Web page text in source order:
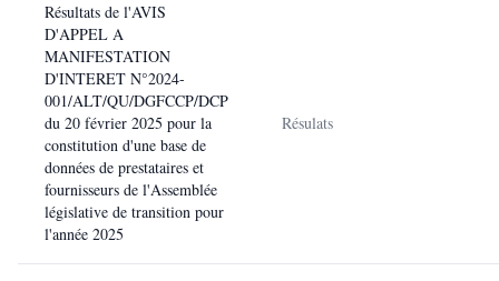
Résultats de l'AVIS
D'APPEL A
MANIFESTATION
D'INTERET N°2024-
001/ALT/QU/DGFCCP/DCP
du 20 février 2025 pour la
constitution d'une base de
données de prestataires et
fournisseurs de l'Assemblée
législative de transition pour
l'année 2025
Résulats